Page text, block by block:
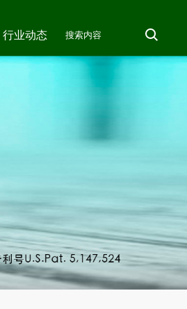
行业动态